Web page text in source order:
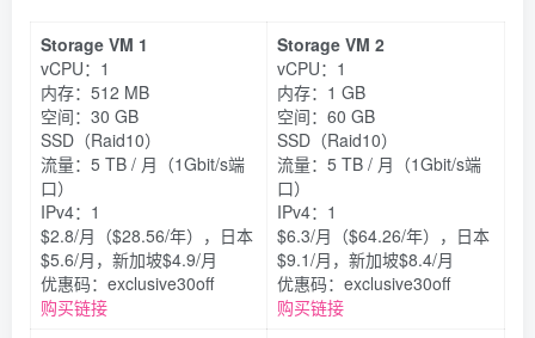
Storage VM 1
vCPU：1
内存：512 MB
空间：30 GB
SSD（Raid10）
流量：5 TB / 月（1Gbit/s端
口）
IPv4：1
$2.8/月（$28.56/年），日本
$5.6/月，新加坡$4.9/月
优惠码：exclusive30off
购买链接
Storage VM 2
vCPU：1
内存：1 GB
空间：60 GB
SSD（Raid10）
流量：5 TB / 月（1Gbit/s端
口）
IPv4：1
$6.3/月（$64.26/年），日本
$9.1/月，新加坡$8.4/月
优惠码：exclusive30off
购买链接